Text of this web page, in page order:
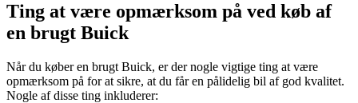
Ting at være opmærksom på ved køb af
en brugt Buick
Når du køber en brugt Buick, er der nogle vigtige ting at være
opmærksom på for at sikre, at du får en pålidelig bil af god kvalitet.
Nogle af disse ting inkluderer: